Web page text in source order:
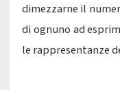
dimezzarne il
di ognuno ad
le rappresentanze